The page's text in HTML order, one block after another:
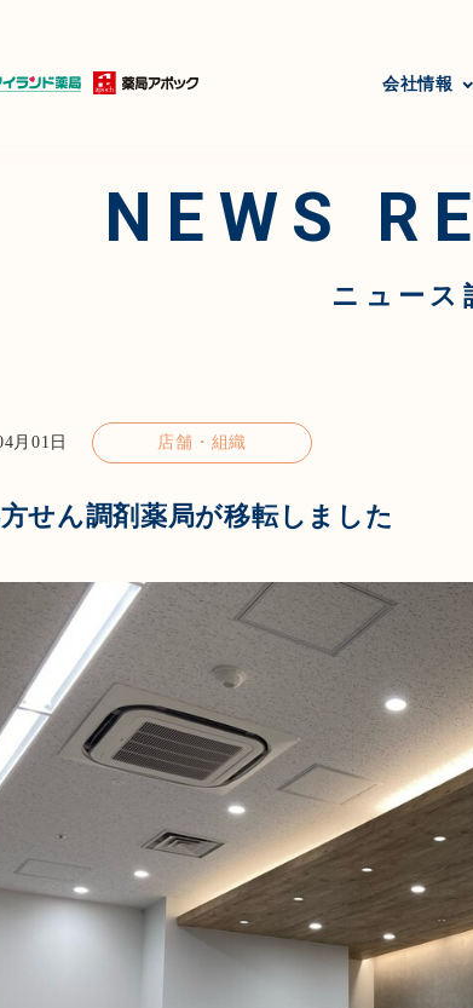
会社情報
NEWS
ニュース
月01日 店舗・組織
せん調剤薬局が移転しました